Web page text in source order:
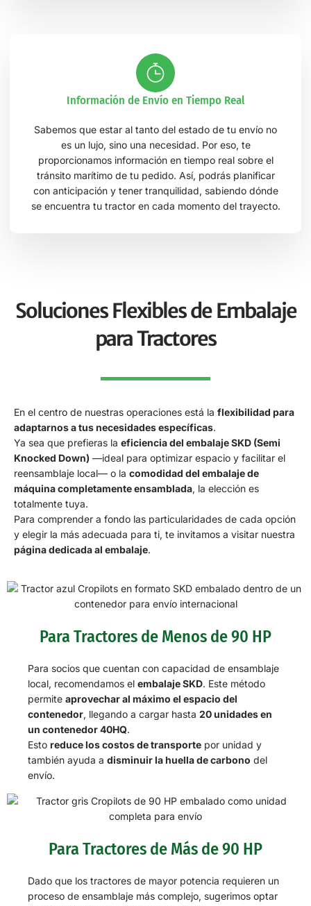
Información de Envío en Tiempo Real
Sabemos que estar al tanto del estado de tu envío no
es un lujo, sino una necesidad. Por eso, te
proporcionamos información en tiempo real sobre el
tránsito marítimo de tu pedido. Así, podrás planificar
con anticipación y tener tranquilidad, sabiendo dónde
se encuentra tu tractor en cada momento del trayecto.
Soluciones Flexibles de Embalaje
para Tractores
En el centro de nuestras operaciones está la flexibilidad para
adaptarnos a tus necesidades específicas.
Ya sea que prefieras la eficiencia del embalaje SKD (Semi
Knocked Down) —ideal para optimizar espacio y facilitar el
reensamblaje local— o la comodidad del embalaje de
máquina completamente ensamblada, la elección es
totalmente tuya.
Para comprender a fondo las particularidades de cada opción
y elegir la más adecuada para ti, te invitamos a visitar nuestra
página dedicada al embalaje.
Para Tractores de Menos de 90 HP
Para socios que cuentan con capacidad de ensamblaje
local, recomendamos el embalaje SKD. Este método
permite aprovechar al máximo el espacio del
contenedor, llegando a cargar hasta 20 unidades en
un contenedor 40HQ.
Esto reduce los costos de transporte por unidad y
también ayuda a disminuir la huella de carbono del
envío.
Para Tractores de Más de 90 HP
Dado que los tractores de mayor potencia requieren un
proceso de ensamblaje más complejo, sugerimos optar